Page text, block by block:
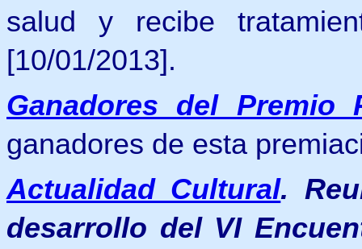
salud y recibe
[10/01/2013].
Ganadores del Premio
ganadores de esta
Actualidad Cultural.
desarrollo del VI